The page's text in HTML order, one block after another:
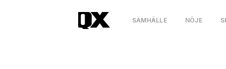
SAMHÄLLE NÖJE